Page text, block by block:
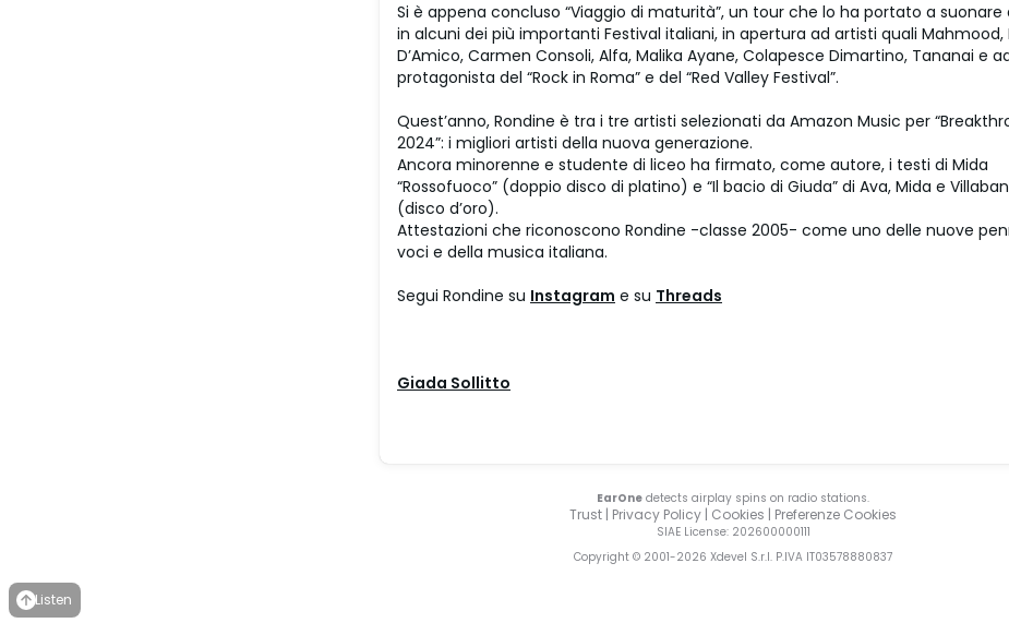
Si è appena concluso “Viaggio di maturità”, un tour che lo ha portato a suonare
in alcuni dei più importanti Festival italiani, in apertura ad artisti quali Mahmood,
D’Amico, Carmen Consoli, Alfa, Malika Ayane, Colapesce Dimartino, Tananai e
protagonista del “Rock in Roma” e del “Red Valley Festival”.
Quest’anno, Rondine è tra i tre artisti selezionati da Amazon Music per
2024”: i migliori artisti della nuova generazione.
Ancora minorenne e studente di liceo ha firmato, come autore, i testi di Mida
“Rossofuoco” (doppio disco di platino) e “Il bacio di Giuda” di Ava, Mida e
(disco d’oro).
Attestazioni che riconoscono Rondine -classe 2005- come uno delle nuove
voci e della musica italiana.
Segui Rondine su Instagram e su Threads
Giada Sollitto
EarOne detects airplay spins on radio stations.
Trust | Privacy Policy | Cookies | Preferenze Cookies
SIAE License: 202600000111
Copyright © 2001-2026 Xdevel S.r.l. P.IVA IT03578880837
Listen